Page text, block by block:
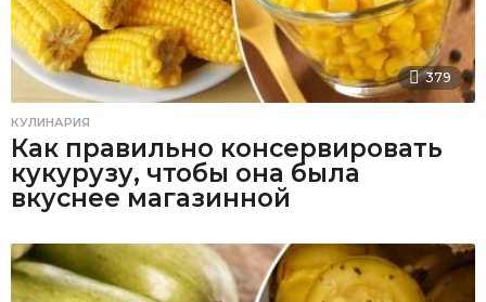
379
КУЛИНАРИЯ
Как правильно консервировать
кукурузу, чтобы она была
вкуснее магазинной